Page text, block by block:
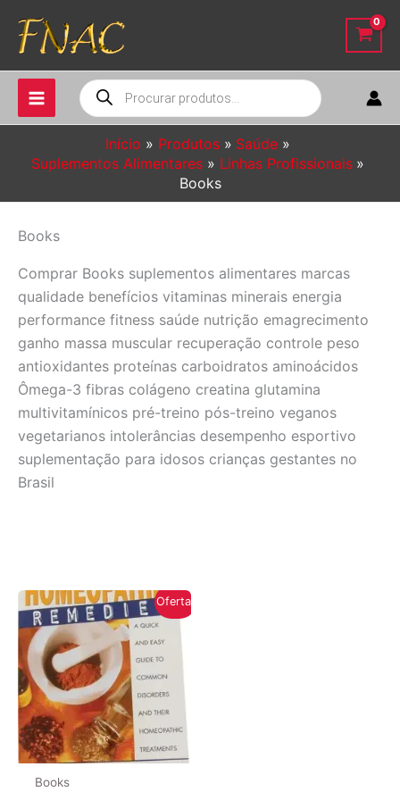
para
conteúdo
Pesquisar
produtos
Início Produtos
Saúde
Suplementos Alimentares
Linhas Profissionais
Books
Books
Comprar Books suplementos alimentares marcas
qualidade benefícios vitaminas minerais energia
performance fitness saúde nutrição emagrecimento
ganho massa muscular recuperação controle peso
antioxidantes proteínas carboidratos aminoácidos
Ômega-3 fibras colágeno creatina glutamina
multivitamínicos pré-treino pós-treino veganos
vegetarianos intolerâncias desempenho esportivo
suplementação para idosos crianças gestantes no
Brasil
Oferta!
Books